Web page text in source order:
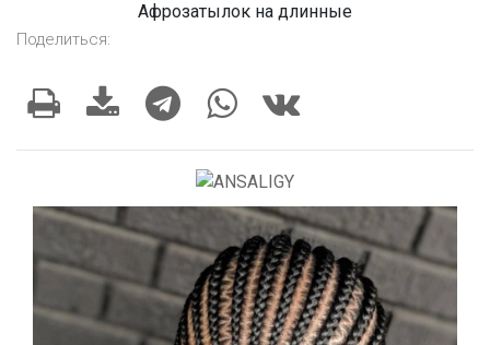
Афрозатылок на длинные
Поделиться: